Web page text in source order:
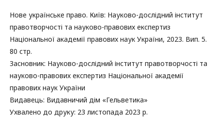
Нове українське право. Київ: Науково-дослідний інститут
правотворчості та науково-правових експертиз
Національної академії правових наук України, 2023. Вип. 5.
80 стр.
Засновник: Науково-дослідний інститут правотворчості та
науково-правових експертиз Національної академії
правових наук України
Видавець: Видавничий дім «Гельветика»
Ухвалено до друку: 23 листопада 2023 р.